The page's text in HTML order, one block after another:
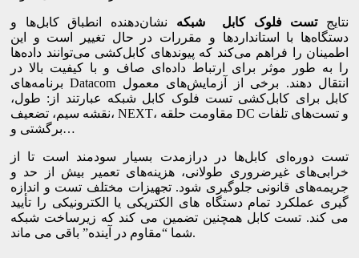
نتایجتست فلوک کابل شبکه نشان‌دهنده انطباق کابل‌ها و
دستگاه‌ها با استانداردها و مقررات در حال تغییر است و این
اطمینان را فراهم می‌کند که پیوندهای کابل‌کشی می‌توانند داده‌ها
را به طور موثر برای ارتباط داده‌ای صاف و با کیفیت بالا در
برنامه‌های Datacom انتقال دهند. برخی از آزمایش‌های معمول
کابل برای کابل‌کشی تست فلوک کابل شبکه عبارتند از: طول،
نقشه سیم، تضعیف، NEXT، مقاومت حلقه DC و تست‌های تلفات
برگشتی و…
تست دوره‌ای کابل‌ها در درازمدت بسیار سودمند است تا از
خرابی‌های غیرضروری طولانی، هزینه‌های تعمیر بیش از حد و
جریمه‌های قانونی جلوگیری شود. تجهیزات مختلف تست و اندازه
گیری عملکرد تمام دستگاه های الکتریکی یا الکترونیکی را تأیید
می کند. تست کابل همچنین تضمین می کند که زیرساخت شبکه
شما “مقاوم در آینده” باقی می ماند.